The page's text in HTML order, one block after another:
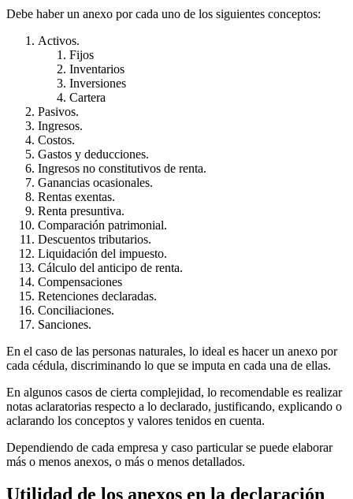
Debe haber un anexo por cada uno de los siguientes conceptos:
Activos.
Fijos
Inventarios
Inversiones
Cartera
Pasivos.
Ingresos.
Costos.
Gastos y deducciones.
Ingresos no constitutivos de renta.
Ganancias ocasionales.
Rentas exentas.
Renta presuntiva.
Comparación patrimonial.
Descuentos tributarios.
Liquidación del impuesto.
Cálculo del anticipo de renta.
Compensaciones
Retenciones declaradas.
Conciliaciones.
Sanciones.
En el caso de las personas naturales, lo ideal es hacer un anexo por
cada cédula, discriminando lo que se imputa en cada una de ellas.
En algunos casos de cierta complejidad, lo recomendable es realizar
notas aclaratorias respecto a lo declarado, justificando, explicando o
aclarando los conceptos y valores tenidos en cuenta.
Dependiendo de cada empresa y caso particular se puede elaborar
más o menos anexos, o más o menos detallados.
Utilidad de los anexos en la declaración